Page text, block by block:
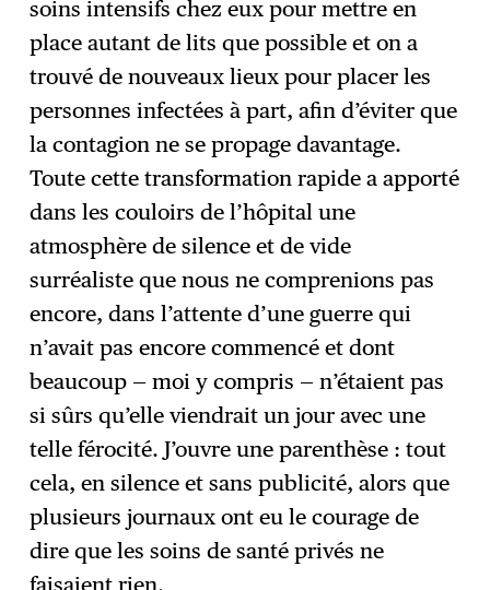
soins intensifs chez eux pour mettre en
place autant de lits que possible et on a
trouvé de nouveaux lieux pour placer les
personnes infectées à part, afin d’éviter que
la contagion ne se propage davantage.
Toute cette transformation rapide a apporté
dans les couloirs de l’hôpital une
atmosphère de silence et de vide
surréaliste que nous ne comprenions pas
encore, dans l’attente d’une guerre qui
n’avait pas encore commencé et dont
beaucoup — moi y compris — n’étaient pas
si sûrs qu’elle viendrait un jour avec une
telle férocité. J’ouvre une parenthèse : tout
cela, en silence et sans publicité, alors que
plusieurs journaux ont eu le courage de
dire que les soins de santé privés ne
faisaient rien.